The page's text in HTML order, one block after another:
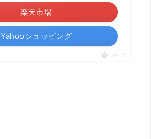
楽天市場
Yahooショッピング
ポチップ